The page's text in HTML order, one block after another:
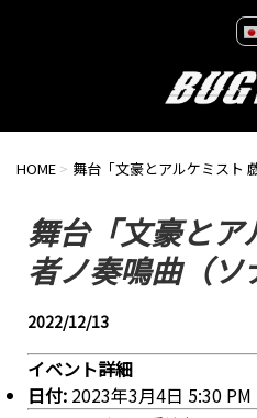
HOME > 舞台「文豪とアルケミスト
舞台「文豪とア
者ノ奏鳴曲（ソ
2022/12/13
イベント詳細
日付: 2023年3月4日 5:30 PM